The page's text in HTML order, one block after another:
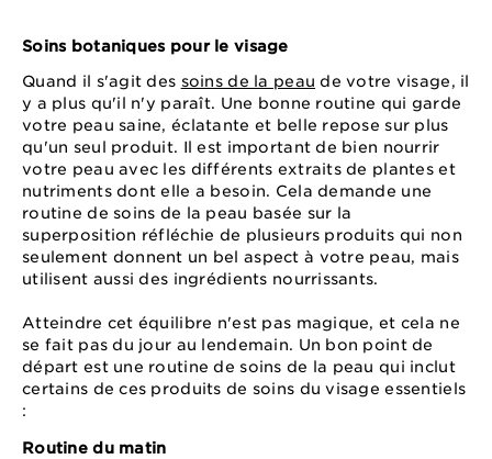
Soins botaniques pour le visage
Quand il s'agit des soins de la peau de votre visage, il
y a plus qu'il n'y paraît. Une bonne routine qui garde
votre peau saine, éclatante et belle repose sur plus
qu'un seul produit. Il est important de bien nourrir
votre peau avec les différents extraits de plantes et
nutriments dont elle a besoin. Cela demande une
routine de soins de la peau basée sur la
superposition réfléchie de plusieurs produits qui non
seulement donnent un bel aspect à votre peau, mais
utilisent aussi des ingrédients nourrissants.
Atteindre cet équilibre n'est pas magique, et cela ne
se fait pas du jour au lendemain. Un bon point de
départ est une routine de soins de la peau qui inclut
certains de ces produits de soins du visage essentiels
:
Routine du matin